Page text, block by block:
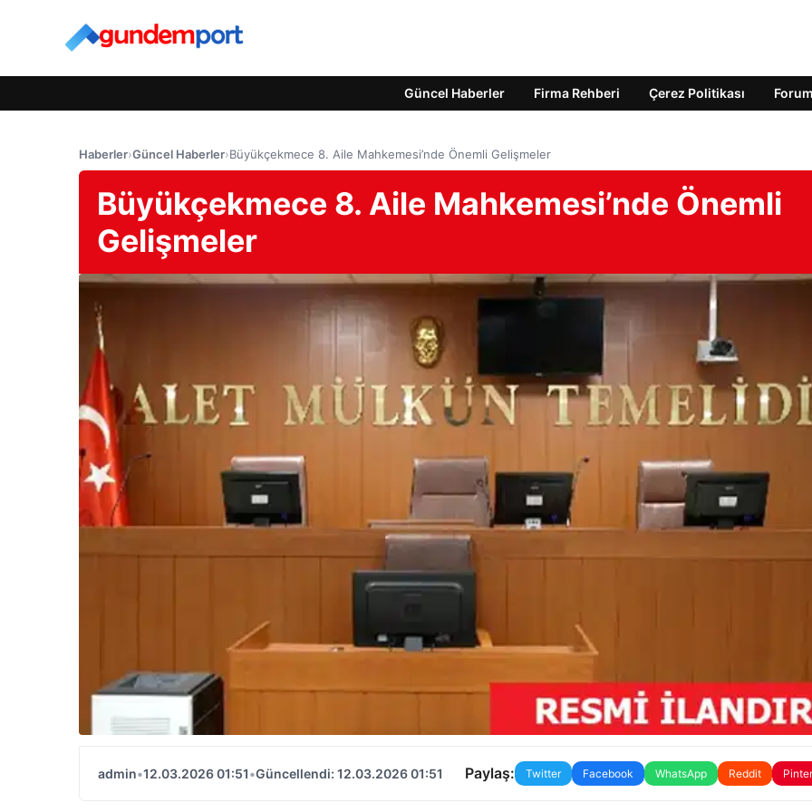
Güncel Haberler Firma Rehberi Çerez Politikası Forum
Haberler›Güncel Haberler›Büyükçekmece 8. Aile Mahkemesi’nde Önemli Gelişmeler
Büyükçekmece 8. Aile Mahkemesi’nde Önemli
Gelişmeler
admin•12.03.2026 01:51•Güncellendi: 12.03.2026 01:51 Paylaş: Twitter Facebook WhatsApp Reddit